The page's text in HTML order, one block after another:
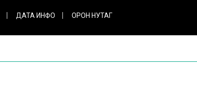
ДАТА ИНФО ОРОН НУТАГ